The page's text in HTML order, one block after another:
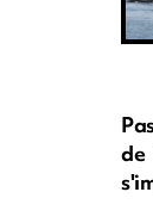
de